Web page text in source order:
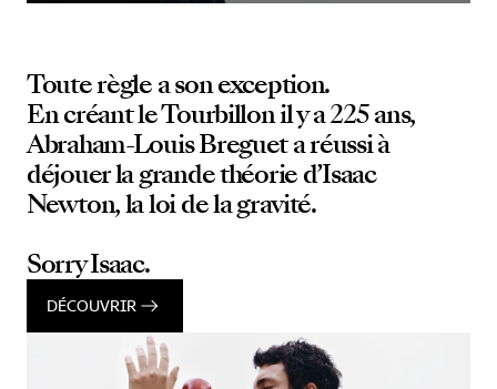
Toute règle a son exception.
En créant le Tourbillon il y a 225 ans,
Abraham-Louis Breguet a réussi à
déjouer la grande théorie d’Isaac
Newton, la loi de la gravité.
Sorry Isaac.
DÉCOUVRIR